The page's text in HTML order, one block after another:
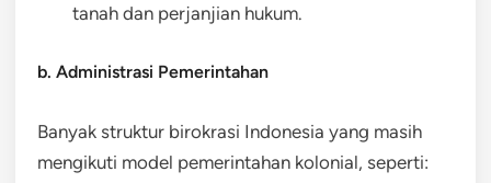
tanah dan perjanjian hukum.
b. Administrasi Pemerintahan
Banyak struktur birokrasi Indonesia yang masih
mengikuti model pemerintahan kolonial, seperti: